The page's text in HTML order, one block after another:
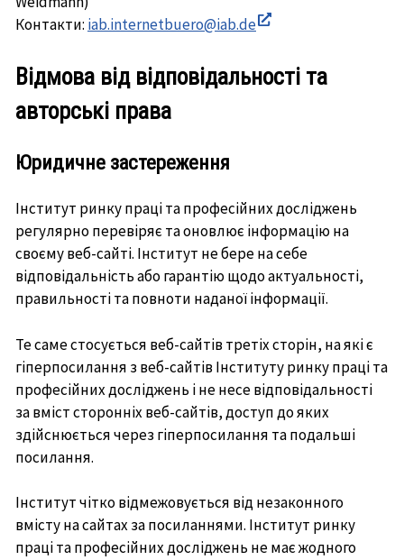
Контакти: iab.internetbuero@iab.de
neuem
Fenster
öffnen
Відмова від відповідальності та
авторські права
Юридичне застереження
Інститут ринку праці та професійних досліджень
регулярно перевіряє та оновлює інформацію на
своєму веб-сайті. Інститут не бере на себе
відповідальність або гарантію щодо актуальності,
правильності та повноти наданої інформації.
Те саме стосується веб-сайтів третіх сторін, на які є
гіперпосилання з веб-сайтів Інституту ринку праці та
професійних досліджень і не несе відповідальності
за вміст сторонніх веб-сайтів, доступ до яких
здійснюється через гіперпосилання та подальші
посилання.
Інститут чітко відмежовується від незаконного
вмісту на сайтах за посиланнями. Інститут ринку
праці та професійних досліджень не має жодного